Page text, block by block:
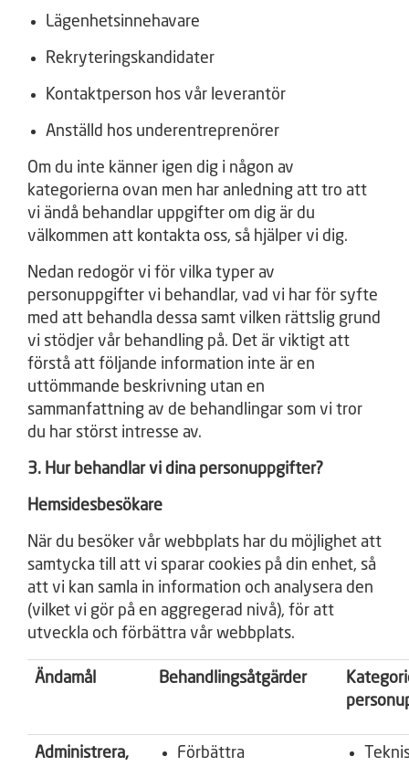
Lägenhetsinnehavare
Rekryteringskandidater
Kontaktperson hos vår leverantör
Anställd hos underentreprenörer
Om du inte känner igen dig i någon av
kategorierna ovan men har anledning att tro att
vi ändå behandlar uppgifter om dig är du
välkommen att kontakta oss, så hjälper vi dig.
Nedan redogör vi för vilka typer av
personuppgifter vi behandlar, vad vi har för syfte
med att behandla dessa samt vilken rättslig grund
vi stödjer vår behandling på. Det är viktigt att
förstå att följande information inte är en
uttömmande beskrivning utan en
sammanfattning av de behandlingar som vi tror
du har störst intresse av.
3. Hur behandlar vi dina personuppgifter?
Hemsidesbesökare
När du besöker vår webbplats har du möjlighet att
samtycka till att vi sparar cookies på din enhet, så
att vi kan samla in information och analysera den
(vilket vi gör på en aggregerad nivå), för att
utveckla och förbättra vår webbplats.
Ändamål Behandlingsåtgärder
Administrera,
Förbättra